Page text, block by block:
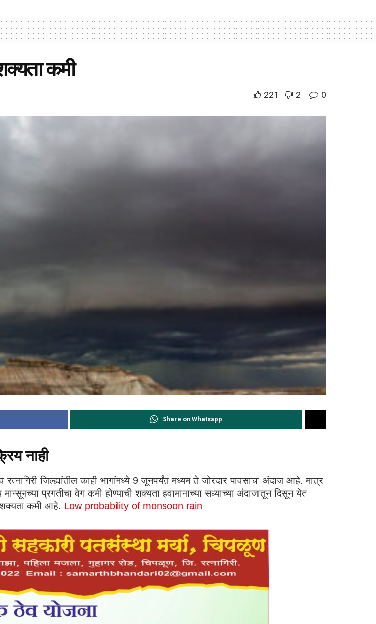
कमी
221 2 0
Share on Whatsapp
नाही
जिल्ह्यांतील काही भागांमध्ये 9 जूनपर्यंत मध्यम ते जोरदार पावसाचा अंदाज आहे. मात्र
प्रगतीचा वेग कमी होण्याची शक्यता हवामानाच्या सध्याच्या अंदाजातून दिसून येत
शक्यता कमी आहे. Low probability of monsoon rain